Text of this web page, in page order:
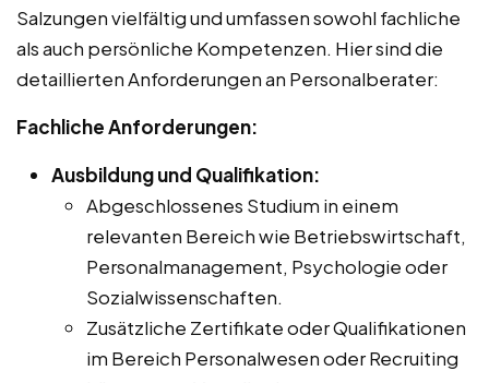
Salzungen vielfältig und umfassen sowohl fachliche
als auch persönliche Kompetenzen. Hier sind die
detaillierten Anforderungen an Personalberater:
Fachliche Anforderungen:
Ausbildung und Qualifikation:
Abgeschlossenes Studium in einem
relevanten Bereich wie Betriebswirtschaft,
Personalmanagement, Psychologie oder
Sozialwissenschaften.
Zusätzliche Zertifikate oder Qualifikationen
im Bereich Personalwesen oder Recruiting